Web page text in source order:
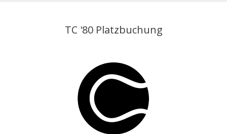
TC '80 Platzbuchung